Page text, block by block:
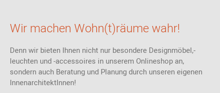
Wir machen Wohn(t)räume wahr!
Denn wir bieten Ihnen nicht nur besondere Designmöbel,-
leuchten und -accessoires in unserem Onlineshop an,
sondern auch Beratung und Planung durch unseren eigenen
InnenarchitektInnen!